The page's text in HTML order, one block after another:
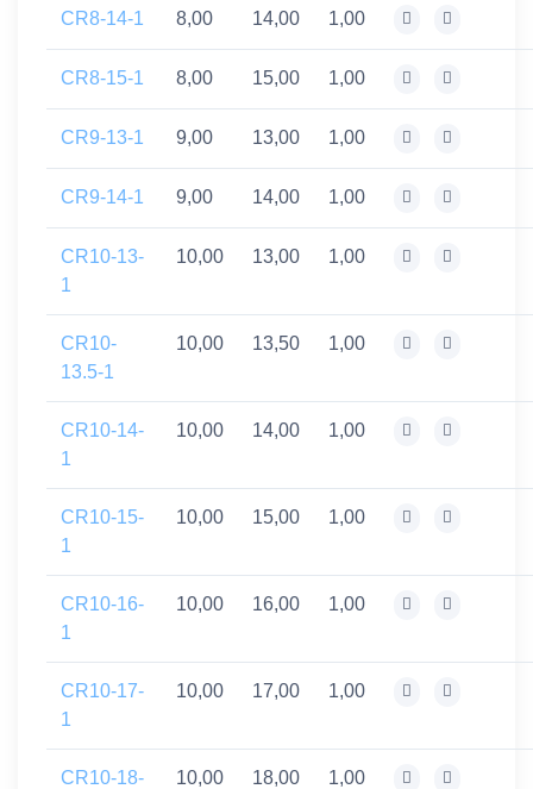
CR8-14-1 8,00 14,00 1,00
CR8-15-1 8,00 15,00 1,00
CR9-13-1 9,00 13,00 1,00
CR9-14-1 9,00 14,00 1,00
CR10-13-
1
10,00 13,00 1,00
CR10-
13.5-1
10,00 13,50 1,00
CR10-14-
1
10,00 14,00 1,00
CR10-15-
1
10,00 15,00 1,00
CR10-16-
1
10,00 16,00 1,00
CR10-17-
1
10,00 17,00 1,00
CR10-18-
10,00 18,00 1,00